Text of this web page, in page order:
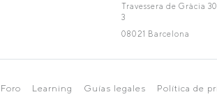
Travessera de Gràcia
3
08021 Barcelona
Foro Learning Guías legales Política de